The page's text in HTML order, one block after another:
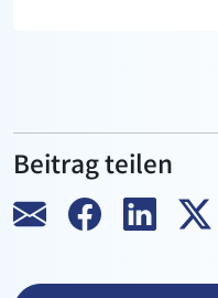
Beitrag teilen